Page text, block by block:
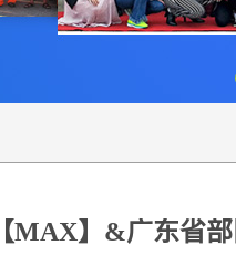
【MAX】&广东省